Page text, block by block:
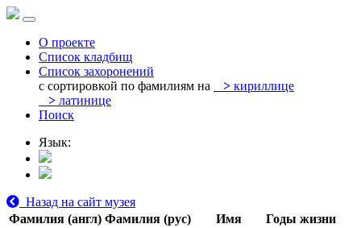
О проекте
Список кладбищ
Список захоронений
с сортировкой по фамилиям на
> кириллице
> латинице
Поиск
Язык:
Назад на сайт музея
Фамилия (англ) Фамилия (рус) Имя
Годы жизни